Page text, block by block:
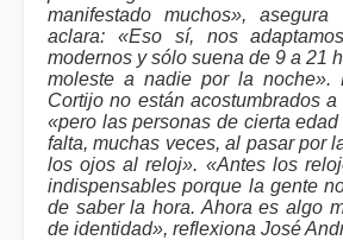
manifestado muchos»,
aclara: «Eso sí, nos
modernos y sólo suena de 9 a 21
moleste a nadie por la noche».
Cortijo no están acostumbrados
«pero las personas de cierta
falta, muchas veces, al pasar por
los ojos al reloj». «Antes los
indispensables porque la gente
de saber la hora. Ahora es algo
de identidad», reflexiona José